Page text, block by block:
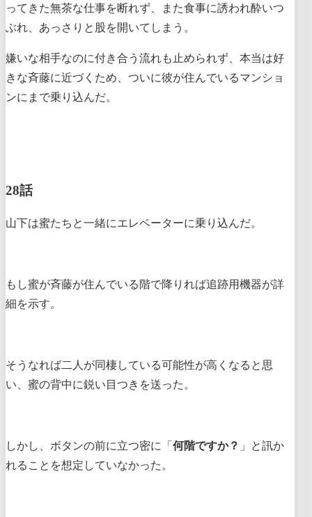
ってきた無茶な仕事を断れず、また食事に誘われ酔いつ
ぶれ、あっさりと股を開いてしまう。
嫌いな相手なのに付き合う流れも止められず、本当は好
きな斉藤に近づくため、ついに彼が住んでいるマンショ
ンにまで乗り込んだ。
28話
山下は蜜たちと一緒にエレベーターに乗り込んだ。
もし蜜が斉藤が住んでいる階で降りれば追跡用機器が詳
細を示す。
そうなれば二人が同棲している可能性が高くなると思
い、蜜の背中に鋭い目つきを送った。
しかし、ボタンの前に立つ密に「 何階ですか？ 」と訊か
れることを想定していなかった。